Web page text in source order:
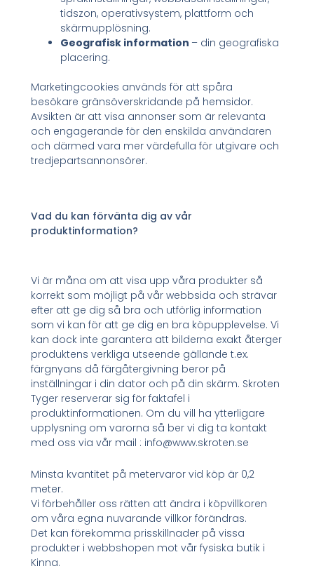
tidszon, operativsystem, plattform och
skärmupplösning.
Geografisk information – din geografiska
placering.
Marketingcookies används för att spåra
besökare gränsöverskridande på hemsidor.
Avsikten är att visa annonser som är relevanta
och engagerande för den enskilda användaren
och därmed vara mer värdefulla för utgivare och
tredjepartsannonsörer.
Vad du kan förvänta dig av vår
produktinformation?
Vi är måna om att visa upp våra produkter så
korrekt som möjligt på vår webbsida och strävar
efter att ge dig så bra och utförlig information
som vi kan för att ge dig en bra köpupplevelse. Vi
kan dock inte garantera att bilderna exakt återger
produktens verkliga utseende gällande t.ex.
färgnyans då färgåtergivning beror på
inställningar i din dator och på din skärm. Skroten
Tyger reserverar sig för faktafel i
produktinformationen. Om du vill ha ytterligare
upplysning om varorna så ber vi dig ta kontakt
med oss via vår mail : info@www.skroten.se
Minsta kvantitet på metervaror vid köp är 0,2
meter.
Vi förbehåller oss rätten att ändra i köpvillkoren
om våra egna nuvarande villkor förändras.
Det kan förekomma prisskillnader på vissa
produkter i webbshopen mot vår fysiska butik i
Kinna.